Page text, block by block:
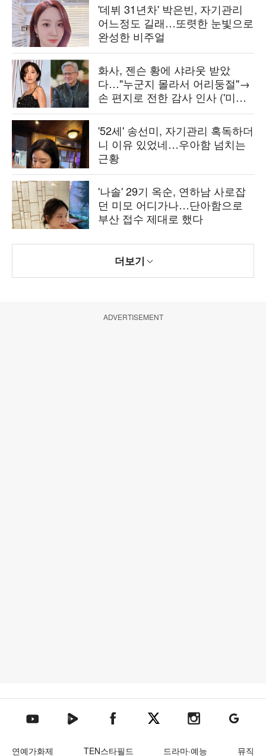
'데뷔 31년차' 박은빈, 자기관리
어느정도 길래…또렷한 눈빛으로
완성한 비주얼
화사, 젠슨 황에 샤라웃 받았
다…"누군지 몰라서 어리둥절"→
손 편지로 전한 감사 인사 ('미우
새')
'52세' 송선미, 자기관리 혹독하더
니 이유 있었네…우아함 넘치는
근황
'나솔' 29기 옥순, 연하남 사로잡
던 미모 어디가나…단아함으로
부산 접수 제대로 했다
더보기
ADVERTISEMENT
텐아시아 유튜브텐아시아 네이버TV텐아시아 페이스북텐아시아 엑스텐아시아 인스타그램
텐아시아
연예가화제 TEN스타필드 드라마·예능 뮤직